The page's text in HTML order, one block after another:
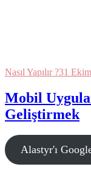
Nasıl Yapılır ?31
Mobil
Geliştirmek
Alastyr'ı